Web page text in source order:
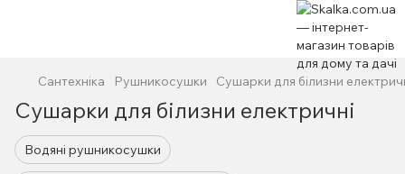
Сантехніка Рушникосушки Сушарки для білизни
Сушарки для білизни електричні
Водяні рушникосушки